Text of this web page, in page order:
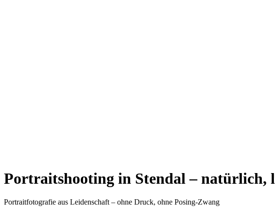
Portraitshooting in Stendal – natürlich,
Portraitfotografie aus Leidenschaft – ohne Druck, ohne Posing-Zwang